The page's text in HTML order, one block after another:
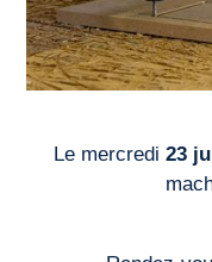
Le mercredi 23